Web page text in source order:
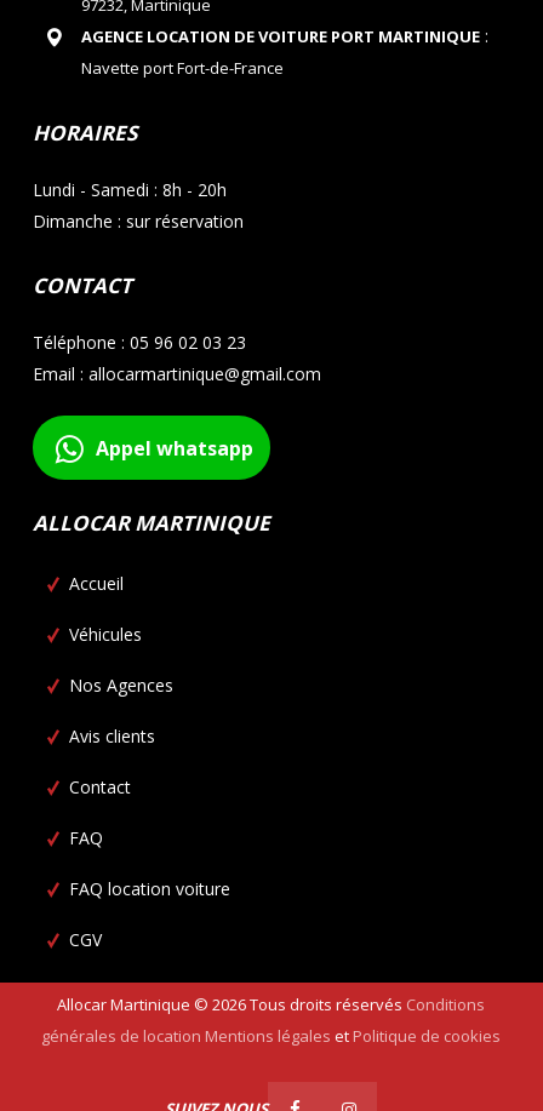
97232, Martinique
AGENCE LOCATION DE VOITURE PORT MARTINIQUE:
Navette port Fort-de-France
HORAIRES
Lundi - Samedi : 8h - 20h
Dimanche : sur réservation
CONTACT
Téléphone : 05 96 02 03 23
Email : allocarmartinique@gmail.com
Appel whatsapp
ALLOCAR MARTINIQUE
Accueil
Véhicules
Nos Agences
Avis clients
Contact
FAQ
FAQ location voiture
CGV
Allocar Martinique ©2026Tous droits réservés Conditions
générales de location Mentions légales et Politique de cookies